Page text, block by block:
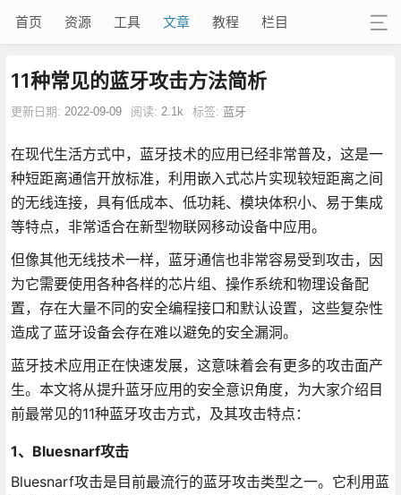
首页 资源 工具 文章 教程 栏目
11种常见的蓝牙攻击方法简析
更新日期: 2022-09-09 阅读: 2.1k 标签: 蓝牙
在现代生活方式中，蓝牙技术的应用已经非常普及，这是一
种短距离通信开放标准，利用嵌入式芯片实现较短距离之间
的无线连接，具有低成本、低功耗、模块体积小、易于集成
等特点，非常适合在新型物联网移动设备中应用。
但像其他无线技术一样，蓝牙通信也非常容易受到攻击，因
为它需要使用各种各样的芯片组、操作系统和物理设备配
置，存在大量不同的安全编程接口和默认设置，这些复杂性
造成了蓝牙设备会存在难以避免的安全漏洞。
蓝牙技术应用正在快速发展，这意味着会有更多的攻击面产
生。本文将从提升蓝牙应用的安全意识角度，为大家介绍目
前最常见的11种蓝牙攻击方式，及其攻击特点：
1、Bluesnarf攻击
Bluesnarf攻击是目前最流行的蓝牙攻击类型之一。它利用蓝